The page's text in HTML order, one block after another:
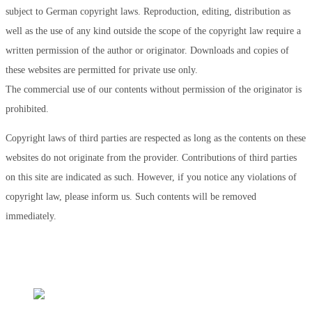
subject to German copyright laws. Reproduction, editing, distribution as
well as the use of any kind outside the scope of the copyright law require a
written permission of the author or originator. Downloads and copies of
these websites are permitted for private use only.
The commercial use of our contents without permission of the originator is
prohibited.
Copyright laws of third parties are respected as long as the contents on these
websites do not originate from the provider. Contributions of third parties
on this site are indicated as such. However, if you notice any violations of
copyright law, please inform us. Such contents will be removed
immediately.